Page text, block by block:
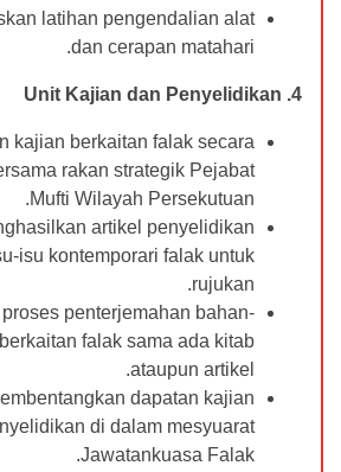
latihan pengendalian alat
dan cerapan matahari.
4.
Unit Kajian dan Penyelidikan
kajian berkaitan falak secara
rakan strategik Pejabat
Mufti Wilayah Persekutuan.
artikel penyelidikan
isu kontemporari falak untuk
rujukan.
penterjemahan bahan-
falak sama ada kitab
ataupun artikel.
dapatan kajian
di dalam mesyuarat
Jawatankuasa Falak.